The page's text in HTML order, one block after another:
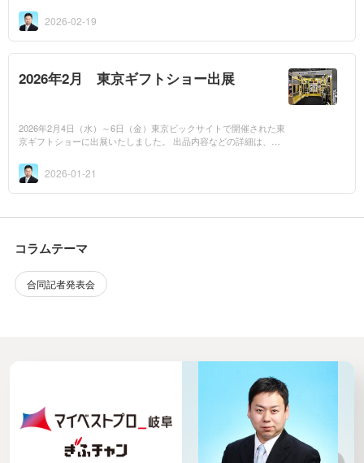
より動画でご確認...
2026-02-19
2026年2月 東京ギフトショー出展
2026年2月4日（水）～6日（金）東京ビックサイトで開催された東
京ギフトショーに出展いたしました。 出品内容などの詳細は、下
do.co.jp/oth...2026-01-21
コラムテーマ
合同記者発表会